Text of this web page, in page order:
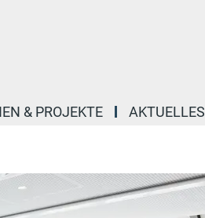
& PROJEKTE AKTUELLES